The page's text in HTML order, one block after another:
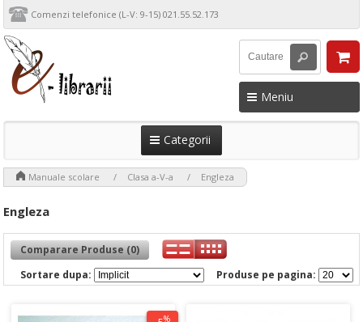
Comenzi telefonice (L-V: 9-15) 021.55.52.173
Meniu
Categorii
Manuale scolare Clasa a-V-a Engleza
Engleza
Comparare Produse (0)
Produse pe pagina:
Sortare dupa:
%